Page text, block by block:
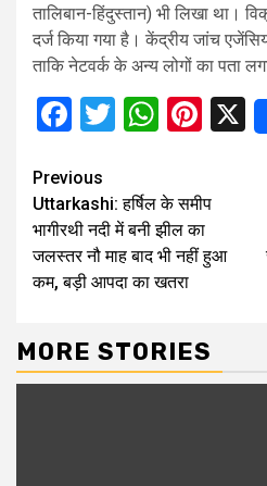
तालिबान-हिंदुस्तान) भी लिखा था।
दर्ज किया गया है। केंद्रीय जांच
ताकि नेटवर्क के अन्य लोगों का पता
Facebook
Twitter X
Continue
Reading
Previous
Uttarkashi: हर्षिल के समीप
भागीरथी नदी में बनी झील का
जलस्तर नौ माह बाद भी नहीं हुआ
कम, बड़ी आपदा का खतरा
MORE STORIES